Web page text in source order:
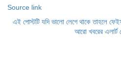
Source link
এই পোস্টটি যদি ভালো লেগে থাকে তাহলে
আরো খবরের এলার্ট